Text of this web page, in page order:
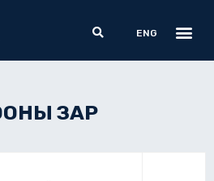
Search
ENG
ЗАР